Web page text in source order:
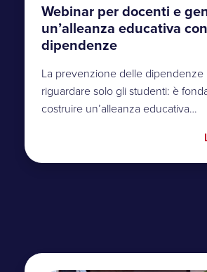
Webinar per docenti e
un’alleanza educativa
dipendenze
La prevenzione delle
riguardare solo gli studenti: è
costruire un’alleanza educativa…